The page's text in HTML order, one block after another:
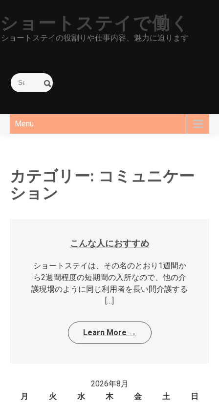
to
content
ショートステイで働く
ショートステイの役割りや仕事内容、魅力に迫ります
Menu
カテゴリー: コミュニケー
ション
こんな人におすすめ
ショートステイは、その名のとおり1週間か
ら2週間程度の短期間の入所なので、他の介
護現場のように同じ利用者を長い間介護する
[…]
Learn More →
2026年8月
月
火 水 木 金 土
日